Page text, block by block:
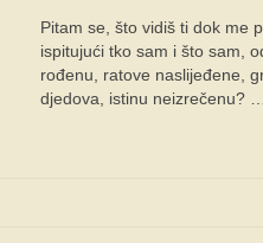
Pitam se, što vidiš ti dok me
ispitujući tko sam i što sam,
rođenu, ratove naslijeđene,
djedova, istinu neizrečenu? …